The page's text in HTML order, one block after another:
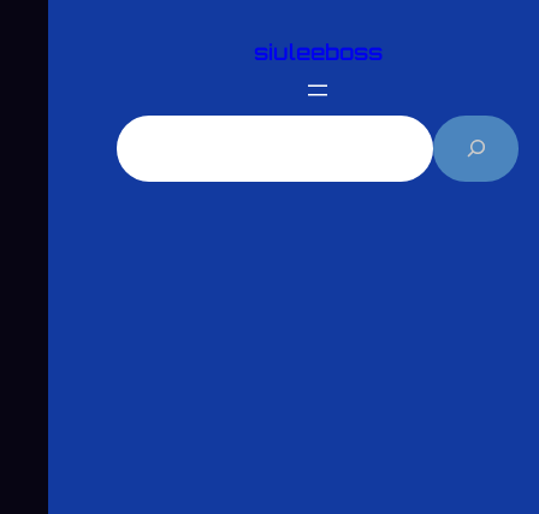
siuleeboss